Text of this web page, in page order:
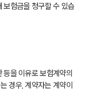
보험금을 청구할 수 있습
등을 이유로 보험계약의
경우, 계약자는 계약이